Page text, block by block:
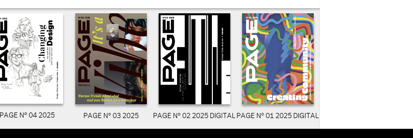
PAGE N° 04 2025 PAGE N° 03 2025 PAGE N° 02 2025 DIGITAL PAGE N° 01 2025 DIGITAL